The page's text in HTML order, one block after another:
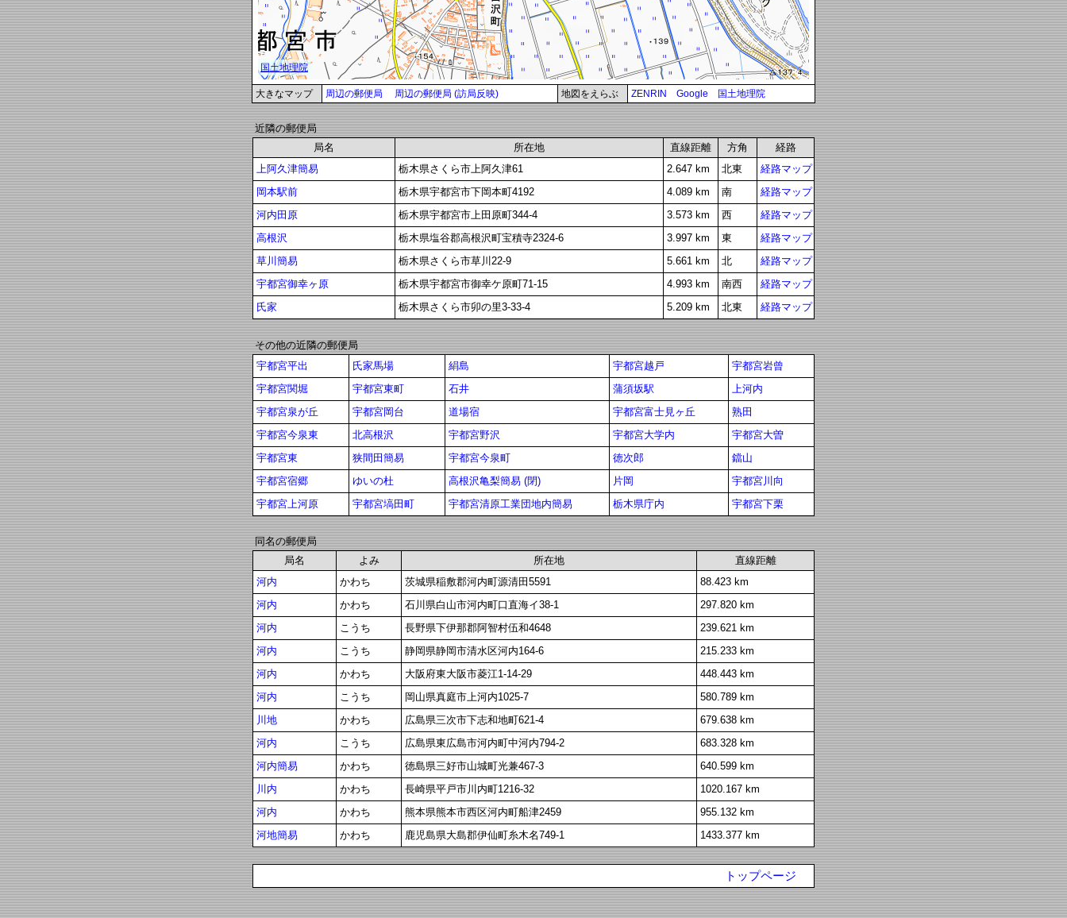
大きなマップ 周辺の郵便局 周辺の郵便局 (訪局反映) 地図をえらぶ ZENRIN Google 国土地理院
近隣の郵便局
局名
所在地 直線距離 方角
経路
上阿久津簡易
栃木県さくら市上阿久津61 2.647 km 北東
経路マップ
岡本駅前
栃木県宇都宮市下岡本町4192 4.089 km 南
経路マップ
河内田原
栃木県宇都宮市上田原町344-4 3.573 km 西
経路マップ
高根沢
栃木県塩谷郡高根沢町宝積寺2324-6 3.997 km 東
経路マップ
草川簡易
栃木県さくら市草川22-9 5.661 km 北
経路マップ
宇都宮御幸ヶ原
栃木県宇都宮市御幸ケ原町71-15 4.993 km 南西
経路マップ
氏家
栃木県さくら市卯の里3-33-4 5.209 km 北東 経路マップ
その他の近隣の郵便局
宇都宮平出
氏家馬場 絹島 宇都宮越戸
宇都宮岩曾
宇都宮関堀
宇都宮東町 石井 蒲須坂駅
上河内
宇都宮泉が丘
宇都宮岡台 道場宿 宇都宮富士見ヶ丘
熟田
宇都宮今泉東
北高根沢 宇都宮野沢 宇都宮大学内
宇都宮大曽
宇都宮東
狭間田簡易 宇都宮今泉町 徳次郎
鐺山
宇都宮宿郷
ゆいの杜 高根沢亀梨簡易 (閉) 片岡
宇都宮川向
宇都宮上河原
宇都宮塙田町 宇都宮清原工業団地内簡易 栃木県庁内 宇都宮下栗
同名の郵便局
局名
よみ 所在地
直線距離
河内
かわち 茨城県稲敷郡河内町源清田5591
88.423 km
河内
かわち 石川県白山市河内町口直海イ38-1
297.820 km
河内
こうち 長野県下伊那郡阿智村伍和4648
239.621 km
河内
こうち 静岡県静岡市清水区河内164-6
215.233 km
河内
かわち 大阪府東大阪市菱江1-14-29
448.443 km
河内
こうち 岡山県真庭市上河内1025-7
580.789 km
川地
かわち 広島県三次市下志和地町621-4
679.638 km
河内
こうち 広島県東広島市河内町中河内794-2
683.328 km
河内簡易
かわち 徳島県三好市山城町光兼467-3
640.599 km
川内
かわち 長崎県平戸市川内町1216-32
1020.167 km
河内
かわち 熊本県熊本市西区河内町船津2459
955.132 km
河地簡易
かわち 鹿児島県大島郡伊仙町糸木名749-1 1433.377 km
トップページ